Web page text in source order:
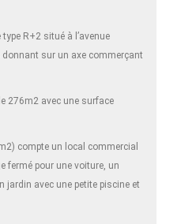
R+2 situé à l’avenue
donnant sur un axe commerçant
276m2 avec une surface
compte un local commercial
fermé pour une voiture, un
jardin avec une petite piscine et